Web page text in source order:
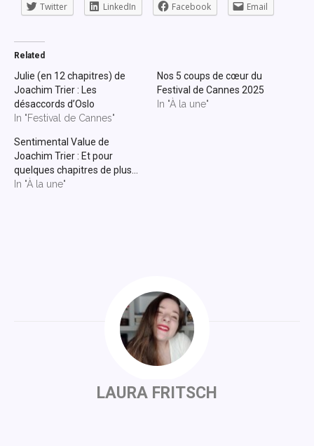
Twitter LinkedIn Facebook Email
Related
Julie (en 12 chapitres) de
Joachim Trier : Les
désaccords d’Oslo
In "Festival de Cannes"
Nos 5 coups de cœur du
Festival de Cannes 2025
In "À la une"
Sentimental Value de
Joachim Trier : Et pour
quelques chapitres de plus…
In "À la une"
LAURA FRITSCH